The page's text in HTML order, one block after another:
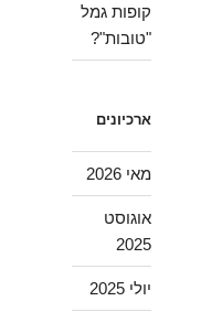
קופות גמל
"טובות"?
ארכיונים
מאי 2026
אוגוסט
2025
יולי 2025